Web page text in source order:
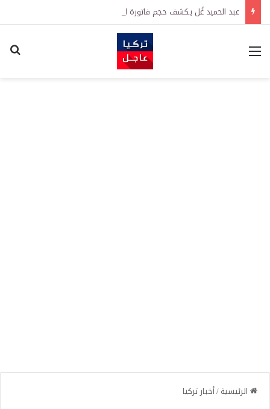
عبد الحميد غُل يكشف حجم فاتورة الإرهاب على اقتصاد تركيا
القائمة
الرئيسية/أخبار تركيا